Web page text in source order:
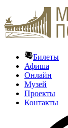
Билеты
Афиша
Онлайн
Музей
Проекты
Контакты